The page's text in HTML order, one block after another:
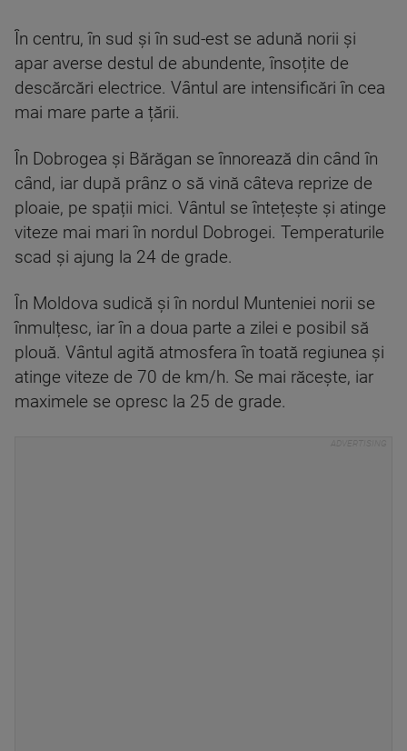
În centru, în sud și în sud-est se adună norii și
apar averse destul de abundente, însoțite de
descărcări electrice. Vântul are intensificări în cea
mai mare parte a țării.
În Dobrogea și Bărăgan se înnorează din când în
când, iar după prânz o să vină câteva reprize de
ploaie, pe spații mici. Vântul se întețește și atinge
viteze mai mari în nordul Dobrogei. Temperaturile
scad și ajung la 24 de grade.
În Moldova sudică și în nordul Munteniei norii se
înmulțesc, iar în a doua parte a zilei e posibil să
plouă. Vântul agită atmosfera în toată regiunea și
atinge viteze de 70 de km/h. Se mai răcește, iar
maximele se opresc la 25 de grade.